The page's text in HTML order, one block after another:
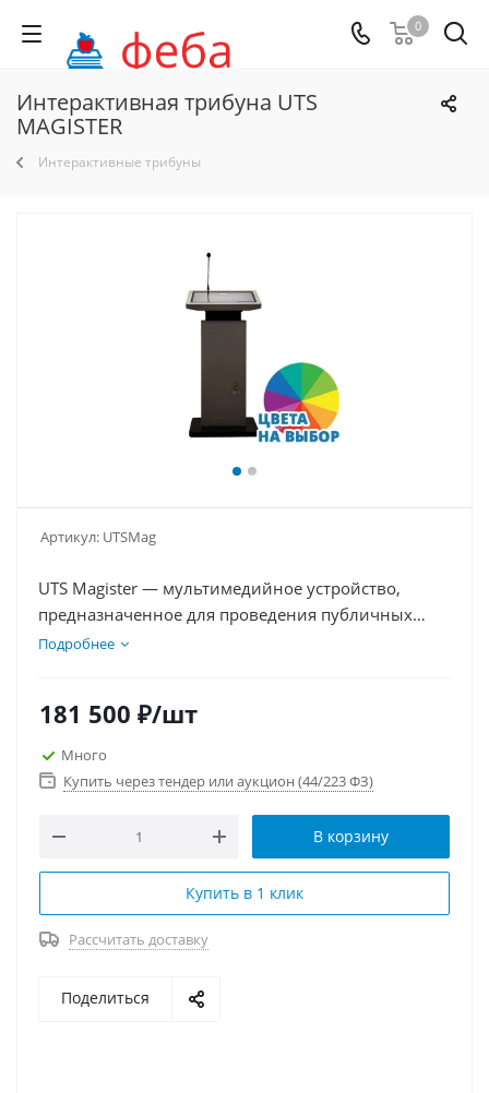
0
Интерактивная трибуна UTS
MAGISTER
Интерактивные трибуны
Артикул: UTSMag
UTS Magister — мультимедийное устройство,
предназначенное для проведения публичных
выступлений и презентаций перед аудиторией.
интерактивных мероприятий и вовлечения
большого количества зрителей. Она помогает
создать запоминающийся и впечатляющий опыт
для всех участников.
Подробнее
181 500 ₽/шт
Много
Купить через тендер или аукцион (44/223 ФЗ)
В корзину
Купить в 1 клик
Рассчитать доставку
Поделиться